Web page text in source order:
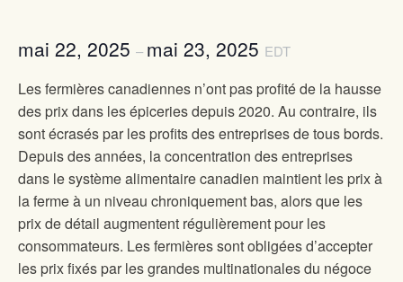
mai 22, 2025 – mai 23, 2025 EDT
Les fermières canadiennes n’ont pas profité de la hausse
des prix dans les épiceries depuis 2020. Au contraire, ils
sont écrasés par les profits des entreprises de tous bords.
Depuis des années, la concentration des entreprises
dans le système alimentaire canadien maintient les prix à
la ferme à un niveau chroniquement bas, alors que les
prix de détail augmentent régulièrement pour les
consommateurs. Les fermières sont obligées d’accepter
les prix fixés par les grandes multinationales du négoce